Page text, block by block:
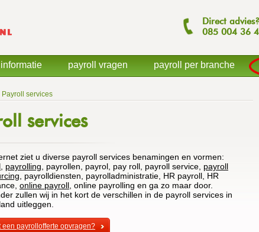
Direct advies?
085 004 36
Payroll services
services
ziet u diverse payroll services benamingen en vormen:
payrolling , payrollen, payrol, pay roll, payroll service, payroll
, payrolldiensten, payrolladministratie, HR payroll, HR
online payroll , online payrolling en ga zo maar door.
zullen wij in het kort de verschillen in de payroll services in
uitleggen.
een payrollofferte opvragen?
payroll vragen payroll per branche